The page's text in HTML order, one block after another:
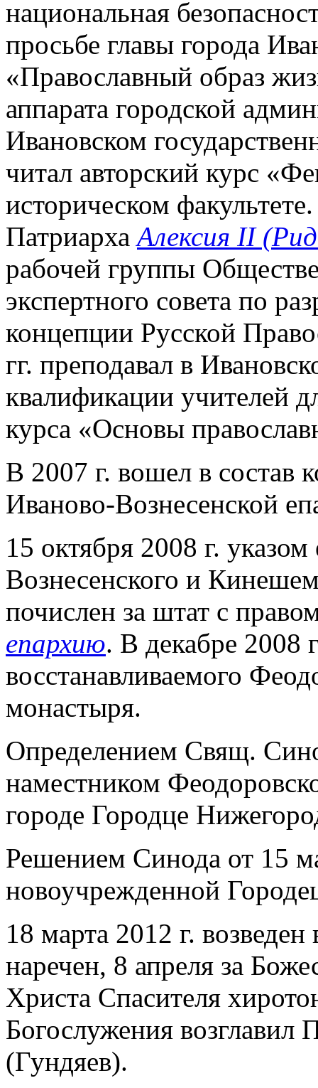
национальная
просьбе главы города
«Православный образ
аппарата городской
Ивановском
читал авторский курс
историческом
ПатриархаАлексия II
рабочей группы
экспертного совета по
концепции Русской
гг. преподавал в
квалификации учителей
курса «Основы
В 2007 г. вошел в состав
Иваново-Вознесенской
15 октября 2008 г.
Вознесенского и
почислен за штат с
епархию. В декабре 2008
восстанавливаемого
монастыря.
Определением Свящ.
наместником
городе Городце
Решением Синода от 15
новоучрежденной
18 марта 2012 г.
наречен, 8 апреля за
Христа Спасителя
Богослужения
(Гундяев).